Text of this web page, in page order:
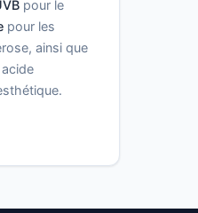
pour le
pour les
ainsi que